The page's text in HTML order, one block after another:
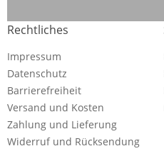
Rechtliches
Impressum
Datenschutz
Barrierefreiheit
Versand und Kosten
Zahlung und Lieferung
Widerruf und Rücksendung